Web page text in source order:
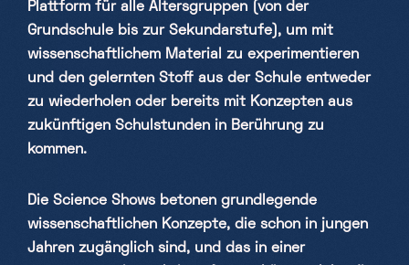
Plattform für alle Altersgruppen (von der
Grundschule bis zur Sekundarstufe), um mit
wissenschaftlichem Material zu experimentieren
und den gelernten Stoff aus der Schule entweder
zu wiederholen oder bereits mit Konzepten aus
zukünftigen Schulstunden in Berührung zu
kommen.
Die Science Shows betonen grundlegende
wissenschaftlichen Konzepte, die schon in jungen
Jahren zugänglich sind, und das in einer